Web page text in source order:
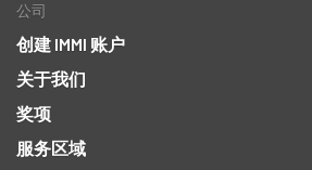
公司
创建 IMMI 账户
关于我们
奖项
服务区域